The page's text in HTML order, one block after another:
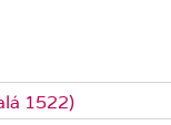
1522)